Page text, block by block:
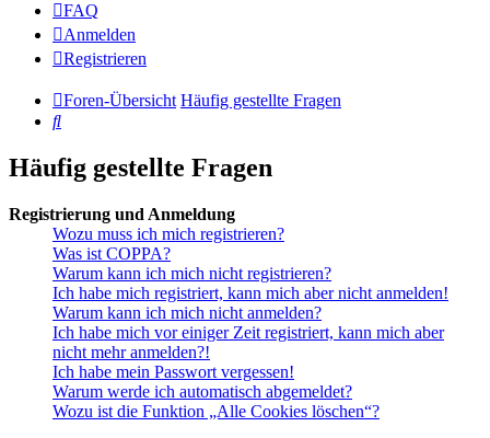
FAQ
Anmelden
Registrieren
Foren-Übersicht Häufig gestellte Fragen
Suche
Häufig gestellte Fragen
Registrierung und Anmeldung
Wozu muss ich mich registrieren?
Was ist COPPA?
Warum kann ich mich nicht registrieren?
Ich habe mich registriert, kann mich aber nicht anmelden!
Warum kann ich mich nicht anmelden?
Ich habe mich vor einiger Zeit registriert, kann mich aber
nicht mehr anmelden?!
Ich habe mein Passwort vergessen!
Warum werde ich automatisch abgemeldet?
Wozu ist die Funktion „Alle Cookies löschen“?